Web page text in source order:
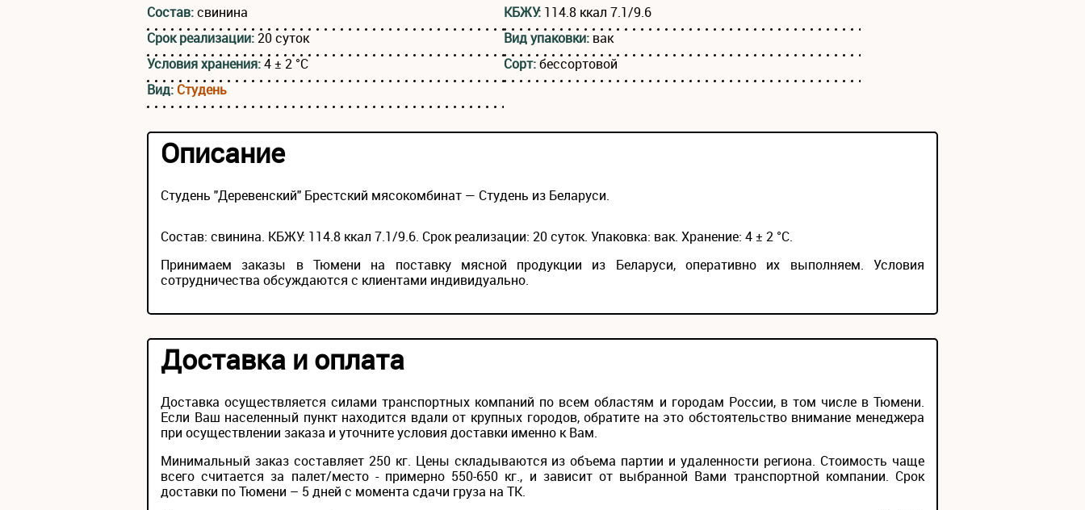
Состав:свинина КБЖУ: 114.8 ккал 7.1/9.6
Срок реализации:20 суток Вид упаковки: вак
Условия хранения:4 ± 2 °С Сорт:бессортовой
Вид: Студень
Описание
Студень "Деревенский" Брестский мясокомбинат — Студень из Беларуси.
Состав: свинина. КБЖУ: 114.8 ккал 7.1/9.6. Срок реализации: 20 суток. Упаковка: вак. Хранение: 4 ± 2 °С.
Принимаем заказы в Тюмени на поставку мясной продукции из Беларуси, оперативно их выполняем. Условия
сотрудничества обсуждаются с клиентами индивидуально.
Доставка и оплата
Доставка осуществляется силами транспортных компаний по всем областям и городам России, в том числе в Тюмени.
Если Ваш населенный пункт находится вдали от крупных городов, обратите на это обстоятельство внимание менеджера
при осуществлении заказа и уточните условия доставки именно к Вам.
Минимальный заказ составляет 250 кг. Цены складываются из объема партии и удаленности региона. Стоимость чаще
всего считается за палет/место - примерно 550-650 кг., и зависит от выбранной Вами транспортной компании. Срок
доставки по Тюмени – 5 дней с момента сдачи груза на ТК.